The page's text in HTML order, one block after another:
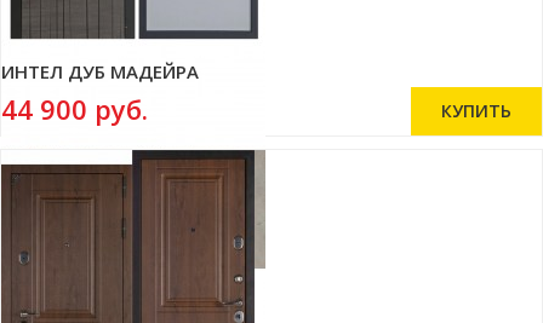
ИНТЕЛ ДУБ МАДЕЙРА
44 900 руб.